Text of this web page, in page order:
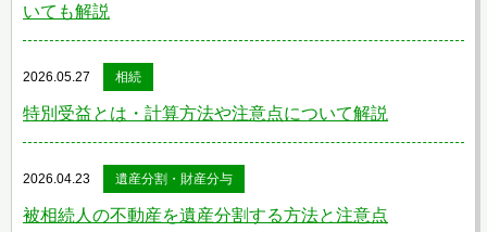
いても解説
2026.05.27 相続
特別受益とは・計算方法や注意点について解説
2026.04.23 遺産分割・財産分与
被相続人の不動産を遺産分割する方法と注意点